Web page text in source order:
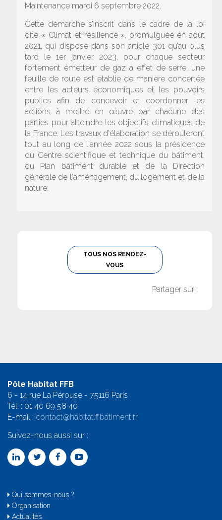
Maintenance mardi 6 septembre 2022.
Cette démarche s’inscrit dans le cadre de la loi
dite « Climat et résilience », promulguée en août
2021, qui dispose dans son article 301 qu’au plus
tard le 1er janvier 2023, pour chaque secteur
fortement émetteur de gaz à effet de serre, une
feuille de route est établie de manière concertée
entre les acteurs économiques et les pouvoirs
publics afin de concevoir et coordonner les
actions à mettre en œuvre par chacune des
parties pour atteindre les objectifs climatiques de
la France. Les travaux d'élaboration se dérouleront
tout au long de l'année 2022 sous la présidence
du Centre scientifique et technique du bâtiment,
du Plan bâtiment durable et de la Direction
générale de l'aménagement, du logement et de la
nature.
TOUS NOS RENDEZ-
VOUS
Partager sur :
Pôle Habitat FFB
6 - 14 rue La Pérouse - 75116 Paris
Tél. : 01 40 69 58 40
E-mail : contact@habitat.ffbatiment.fr
Suivez-nous aussi sur :
Qui sommes-nous ?
Organisation
Actualités